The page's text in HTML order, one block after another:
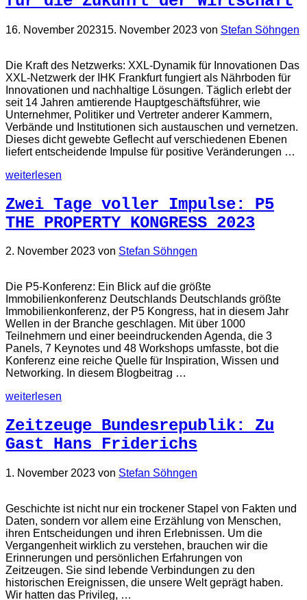
16. November 202315. November 2023 von Stefan Söhngen
Die Kraft des Netzwerks: XXL-Dynamik für Innovationen Das
XXL-Netzwerk der IHK Frankfurt fungiert als Nährboden für
Innovationen und nachhaltige Lösungen. Täglich erlebt der
seit 14 Jahren amtierende Hauptgeschäftsführer, wie
Unternehmer, Politiker und Vertreter anderer Kammern,
Verbände und Institutionen sich austauschen und vernetzen.
Dieses dicht gewebte Geflecht auf verschiedenen Ebenen
liefert entscheidende Impulse für positive Veränderungen …
weiterlesen
Zwei Tage voller Impulse: P5
THE PROPERTY KONGRESS 2023
2. November 2023 von Stefan Söhngen
Die P5-Konferenz: Ein Blick auf die größte
Immobilienkonferenz Deutschlands Deutschlands größte
Immobilienkonferenz, der P5 Kongress, hat in diesem Jahr
Wellen in der Branche geschlagen. Mit über 1000
Teilnehmern und einer beeindruckenden Agenda, die 3
Panels, 7 Keynotes und 48 Workshops umfasste, bot die
Konferenz eine reiche Quelle für Inspiration, Wissen und
Networking. In diesem Blogbeitrag …
weiterlesen
Zeitzeuge Bundesrepublik: Zu
Gast Hans Friderichs
1. November 2023 von Stefan Söhngen
Geschichte ist nicht nur ein trockener Stapel von Fakten und
Daten, sondern vor allem eine Erzählung von Menschen,
ihren Entscheidungen und ihren Erlebnissen. Um die
Vergangenheit wirklich zu verstehen, brauchen wir die
Erinnerungen und persönlichen Erfahrungen von
Zeitzeugen. Sie sind lebende Verbindungen zu den
historischen Ereignissen, die unsere Welt geprägt haben.
Wir hatten das Privileg, …